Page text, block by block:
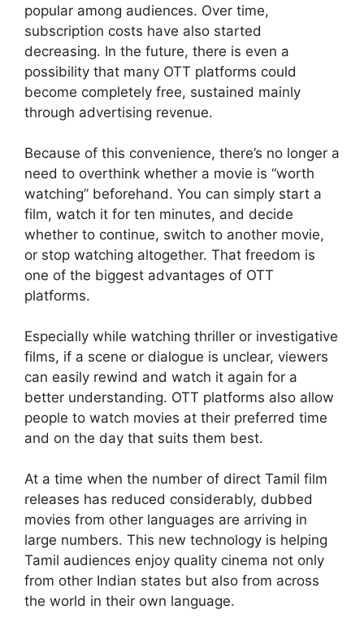
popular among audiences. Over time,
subscription costs have also started
decreasing. In the future, there is even a
possibility that many OTT platforms could
become completely free, sustained mainly
through advertising revenue.
Because of this convenience, there’s no longer a
need to overthink whether a movie is “worth
watching” beforehand. You can simply start a
film, watch it for ten minutes, and decide
whether to continue, switch to another movie,
or stop watching altogether. That freedom is
one of the biggest advantages of OTT
platforms.
Especially while watching thriller or investigative
films, if a scene or dialogue is unclear, viewers
can easily rewind and watch it again for a
better understanding. OTT platforms also allow
people to watch movies at their preferred time
and on the day that suits them best.
At a time when the number of direct Tamil film
releases has reduced considerably, dubbed
movies from other languages are arriving in
large numbers. This new technology is helping
Tamil audiences enjoy quality cinema not only
from other Indian states but also from across
the world in their own language.